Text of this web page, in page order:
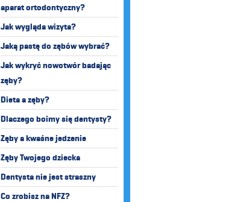
aparat ortodontyczny?
Jak wygląda wizyta?
Jaką pastę do zębów wybrać?
Jak wykryć nowotwór badając
zęby?
Dieta a zęby?
Dlaczego boimy się dentysty?
Zęby a kwaśne jedzenie
Zęby Twojego dziecka
Dentysta nie jest straszny
Co zrobisz na NFZ?